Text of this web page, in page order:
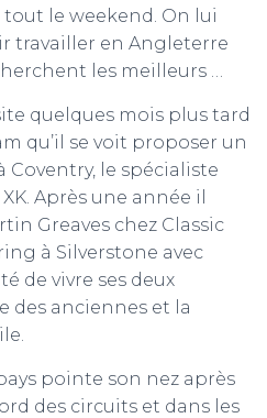
le weekend. On lui
travailler en Angleterre
les meilleurs …
quelques mois plus tard
qu’il se voit proposer un
Coventry, le spécialiste
Après une année il
Greaves chez Classic
à Silverstone avec
de vivre ses deux
des anciennes et la
pointe son nez après
des circuits et dans les